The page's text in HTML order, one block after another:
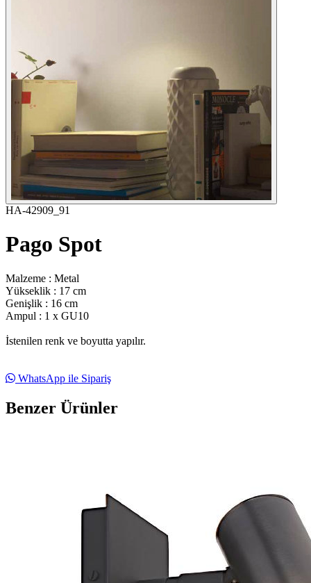
HA-42909_91
Pago Spot
Malzeme : Metal
Yükseklik : 17 cm
Genişlik : 16 cm
Ampul : 1 x GU10
İstenilen renk ve boyutta yapılır.
WhatsApp ile Sipariş
Benzer Ürünler